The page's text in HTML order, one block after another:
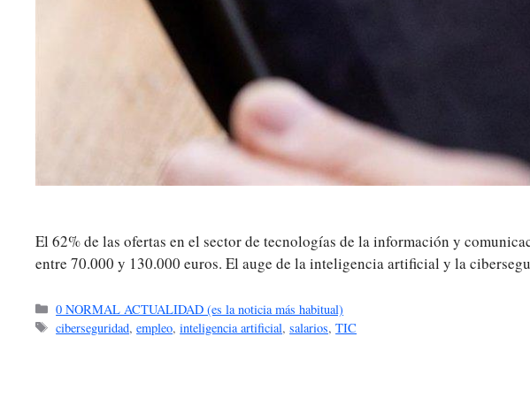
El 62% de las ofertas en el sector de tecnologías de la información y
entre 70.000 y 130.000 euros. El auge de la inteligencia artificial y la
Categorías
0 NORMAL ACTUALIDAD (es la noticia más habitual)
Etiquetas
ciberseguridad,empleo,inteligencia artificial,salarios,TIC